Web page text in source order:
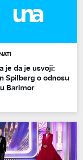
je da je usvoji:
Spilberg o odnosu
Barimor